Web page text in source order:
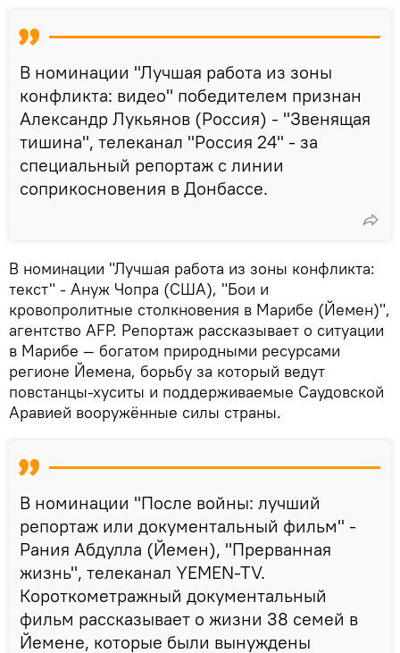
В номинации "Лучшая работа из зоны
конфликта: видео" победителем признан
Александр Лукьянов (Россия) - "Звенящая
тишина", телеканал "Россия 24" - за
специальный репортаж с линии
соприкосновения в Донбассе.
В номинации "Лучшая работа из зоны конфликта:
текст" - Ануж Чопра (США), "Бои и
кровопролитные столкновения в Марибе (Йемен)",
агентство AFP. Репортаж рассказывает о ситуации
в Марибе — богатом природными ресурсами
регионе Йемена, борьбу за который ведут
повстанцы-хуситы и поддерживаемые Саудовской
Аравией вооружённые силы страны.
В номинации "После войны: лучший
репортаж или документальный фильм" -
Рания Абдулла (Йемен), "Прерванная
жизнь", телеканал YEMEN-TV.
Короткометражный документальный
фильм рассказывает о жизни 38 семей в
Йемене, которые были вынуждены